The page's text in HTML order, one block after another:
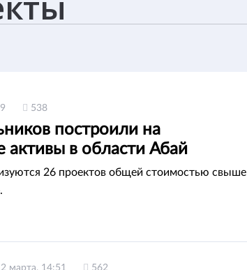
538
построили на
активы в области Абай
26 проектов общей стоимостью свыше
марта, 14:51 562